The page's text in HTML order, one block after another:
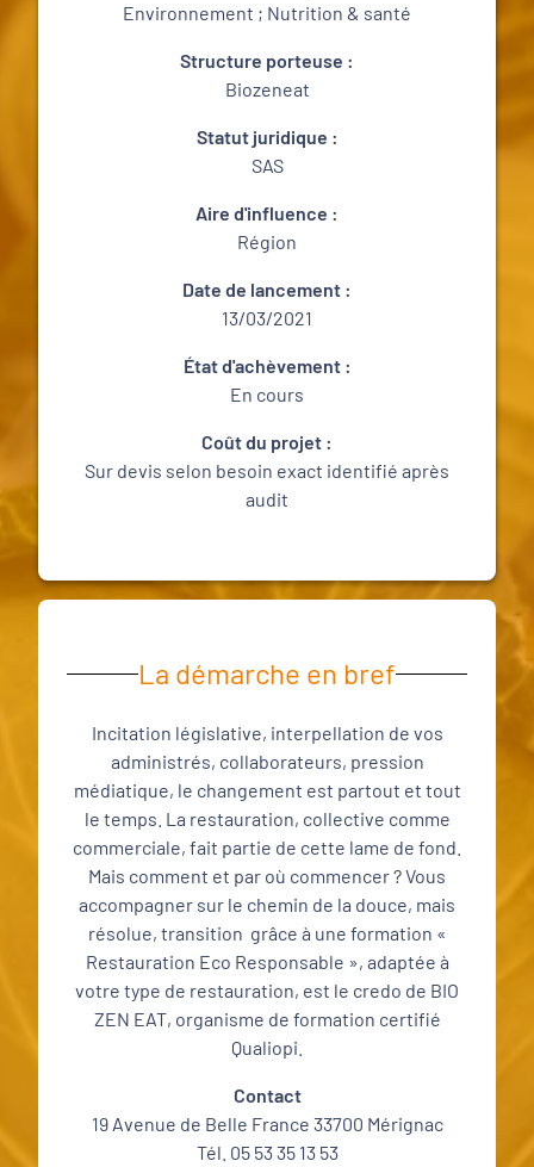
Environnement ; Nutrition & santé
Structure porteuse :
Biozeneat
Statut juridique :
SAS
Aire d'influence :
Région
Date de lancement :
13/03/2021
État d'achèvement :
En cours
Coût du projet :
Sur devis selon besoin exact identifié après
audit
La démarche en bref
Incitation législative, interpellation de vos
administrés, collaborateurs, pression
médiatique, le changement est partout et tout
le temps. La restauration, collective comme
commerciale, fait partie de cette lame de fond.
Mais comment et par où commencer ? Vous
accompagner sur le chemin de la douce, mais
résolue, transition grâce à une formation «
Restauration Eco Responsable », adaptée à
votre type de restauration, est le credo de BIO
ZEN EAT, organisme de formation certifié
Qualiopi.
Contact
19 Avenue de Belle France 33700 Mérignac
Tél. 05 53 35 13 53